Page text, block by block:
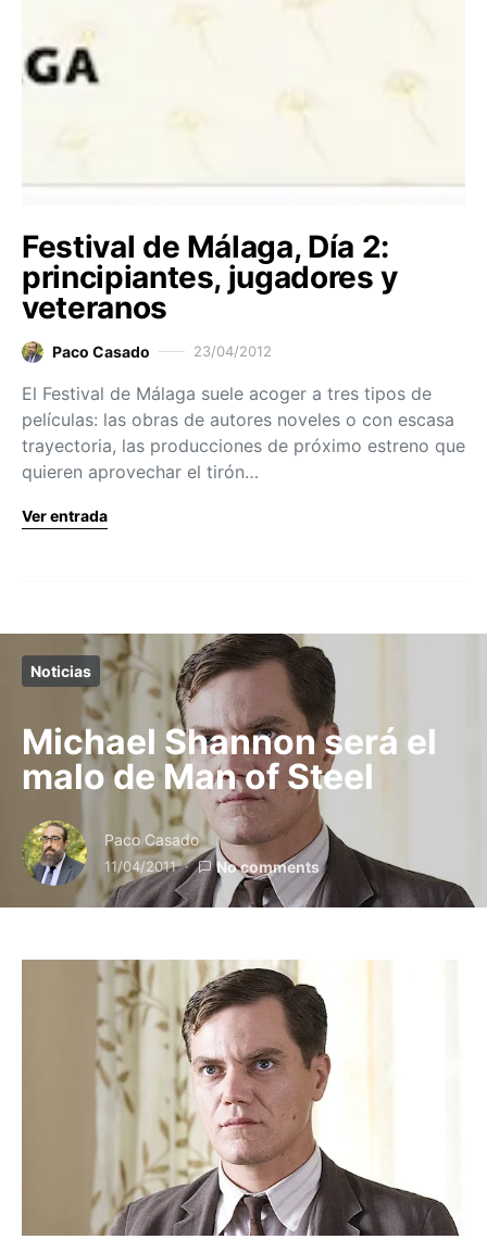
Festival de Málaga, Día 2:
principiantes, jugadores y
veteranos
Paco Casado 23/04/2012
El Festival de Málaga suele acoger a tres tipos de
películas: las obras de autores noveles o con escasa
trayectoria, las producciones de próximo estreno que
quieren aprovechar el tirón…
Ver entrada
Noticias
Michael Shannon será el
malo de Man of Steel
Paco Casado
11/04/2011 No comments